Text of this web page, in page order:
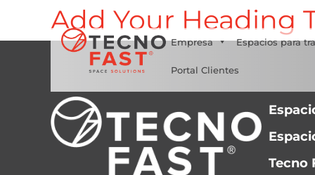
Síguenos
Empresa Espacios para
Portal Clientes
Add Your Heading
Tecno